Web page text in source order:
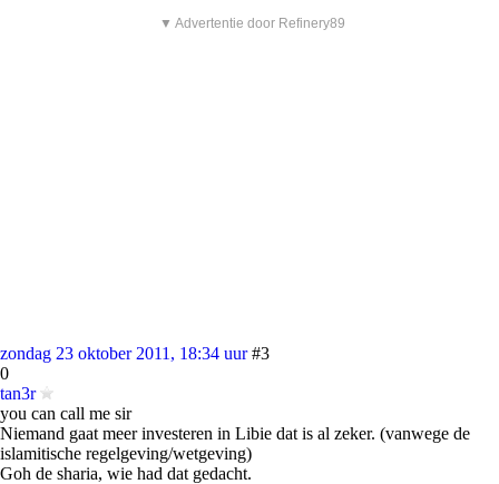
▼ Advertentie door Refinery89
zondag 23 oktober 2011, 18:34 uur #3
0
tan3r
you can call me sir
Niemand gaat meer investeren in Libie dat is al zeker. (vanwege de
islamitische regelgeving/wetgeving)
Goh de sharia, wie had dat gedacht.